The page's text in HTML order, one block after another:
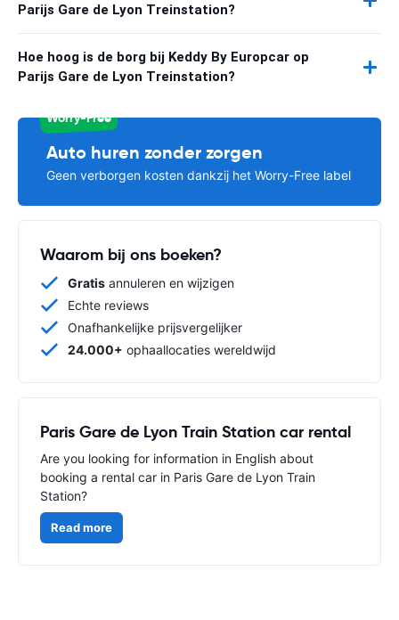
Parijs Gare de Lyon Treinstation?
Hoe hoog is de borg bij Keddy By Europcar op
Parijs Gare de Lyon Treinstation?
Worry-Free
Auto huren zonder zorgen
Geen verborgen kosten dankzij het Worry-Free label
Waarom bij ons boeken?
Gratis annuleren en wijzigen
Echte reviews
Onafhankelijke prijsvergelijker
24.000+ ophaallocaties wereldwijd
Paris Gare de Lyon Train Station car rental
Are you looking for information in English about
booking a rental car in Paris Gare de Lyon Train
Station?
Read more